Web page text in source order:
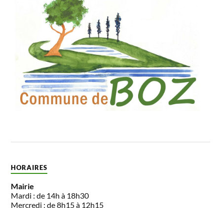
HORAIRES
Mairie
Mardi : de 14h à 18h30
Mercredi : de 8h15 à 12h15